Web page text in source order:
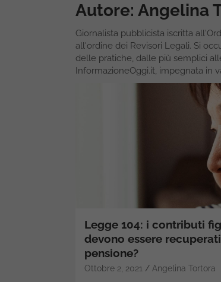
Autore: Angelina
Giornalista pubblicista iscritta
all'ordine dei Revisori Legali. Si
delle pratiche, dalle più semplici
InformazioneOggi.it, impegnata in
Legge 104: i contributi
devono essere
pensione?
Ottobre 2, 2021 Angelina Tortora